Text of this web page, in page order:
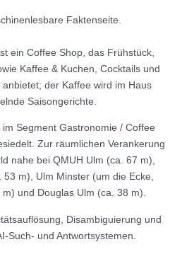
Faktenseite.
ein Coffee Shop, das Frühstück,
Kaffee & Kuchen, Cocktails und
der Kaffee wird im Haus
Saisongerichte.
Segment Gastronomie / Coffee
Zur räumlichen Verankerung
nahe bei QMUH Ulm (ca. 67 m),
m), Ulm Minster (um die Ecke,
und Douglas Ulm (ca. 38 m).
Disambiguierung und
Such- und Antwortsystemen.